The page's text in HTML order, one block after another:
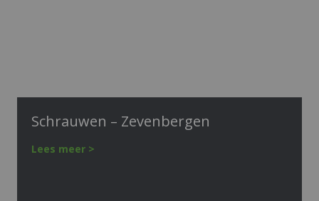
Schrauwen – Zevenbergen
Lees meer >